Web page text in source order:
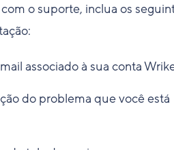
o suporte, inclua os
associado à sua conta
do problema que você está